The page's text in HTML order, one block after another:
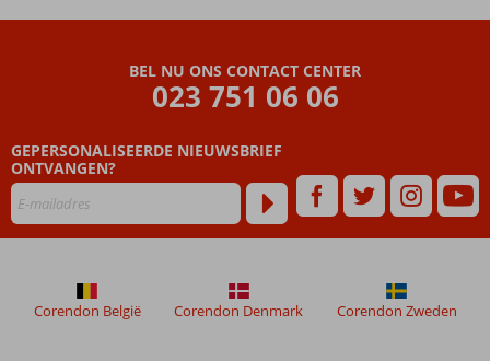
Beoordelingen
dan
48
niet
weergegeven
om
BEL NU ONS CONTACT CENTER
023 751 06 06
GEPERSONALISEERDE NIEUWSBRIEF
ONTVANGEN?
Corendon België Corendon Denmark Corendon Zweden